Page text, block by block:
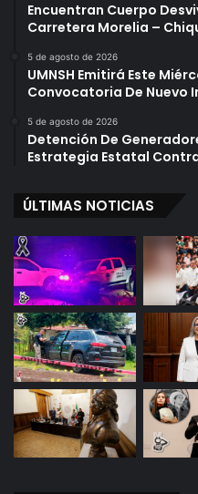
Encuentran Cuerpo
Carretera Morelia –
5 de agosto de 2026
UMNSH Emitirá Este
Convocatoria De Nuevo
5 de agosto de 2026
Detención De
Estrategia Estatal Contra
ÚLTIMAS NOTICIAS